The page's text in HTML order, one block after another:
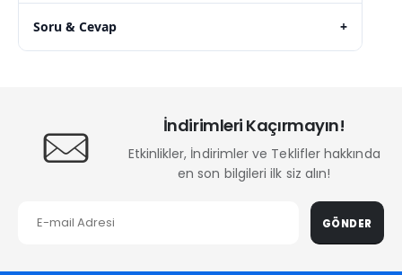
Soru & Cevap +
İndirimleri Kaçırmayın!
Etkinlikler, İndirimler ve Teklifler hakkında
en son bilgileri ilk siz alın!
GÖNDER